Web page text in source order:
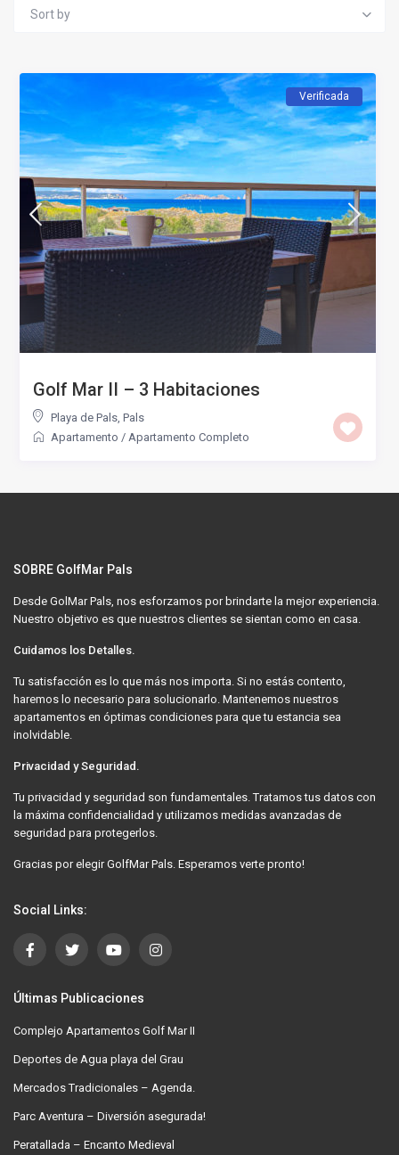
Sort by
Verificada
Golf Mar II – 3 Habitaciones
Playa de Pals, Pals
Apartamento / Apartamento Completo
SOBRE GolfMar Pals
Desde GolMar Pals, nos esforzamos por brindarte la mejor experiencia.
Nuestro objetivo es que nuestros clientes se sientan como en casa.
Cuidamos los Detalles.
Tu satisfacción es lo que más nos importa. Si no estás contento,
haremos lo necesario para solucionarlo. Mantenemos nuestros
apartamentos en óptimas condiciones para que tu estancia sea
inolvidable.
Privacidad y Seguridad.
Tu privacidad y seguridad son fundamentales. Tratamos tus datos con
la máxima confidencialidad y utilizamos medidas avanzadas de
seguridad para protegerlos.
Gracias por elegir GolfMar Pals. Esperamos verte pronto!
Social Links:
Últimas Publicaciones
Complejo Apartamentos Golf Mar II
Deportes de Agua playa del Grau
Mercados Tradicionales – Agenda.
Parc Aventura – Diversión asegurada!
Peratallada – Encanto Medieval